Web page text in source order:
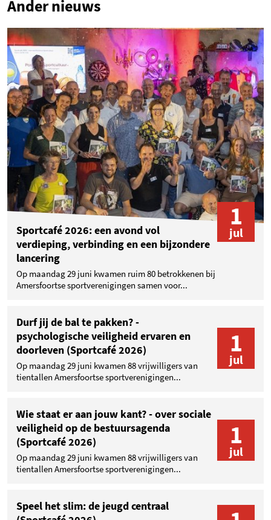
Ander nieuws
Sportcafé 2026: een avond vol
verdieping, verbinding en een bijzondere
lancering
Op maandag 29 juni kwamen ruim 80 betrokkenen bij
Amersfoortse sportverenigingen samen voor...
1
jul
Durf jij de bal te pakken? -
psychologische veiligheid ervaren en
doorleven (Sportcafé 2026)
Op maandag 29 juni kwamen 88 vrijwilligers van
tientallen Amersfoortse sportverenigingen...
1
jul
Wie staat er aan jouw kant? - over sociale
veiligheid op de bestuursagenda
(Sportcafé 2026)
Op maandag 29 juni kwamen 88 vrijwilligers van
tientallen Amersfoortse sportverenigingen...
1
jul
Speel het slim: de jeugd centraal